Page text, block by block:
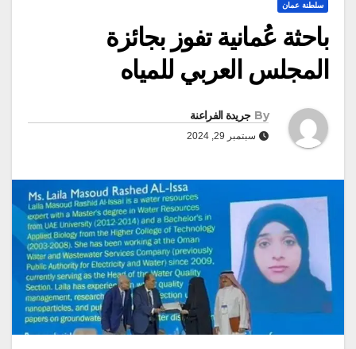
سلطنة عمان
باحثة عُمانية تفوز بجائزة
المجلس العربي للمياه
By جريدة الفراعنة
سبتمبر 29, 2024